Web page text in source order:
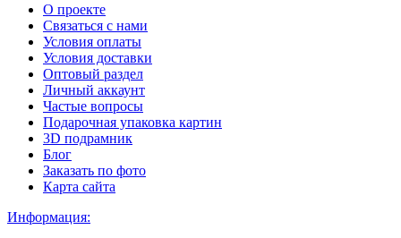
О проекте
Связаться с нами
Условия оплаты
Условия доставки
Оптовый раздел
Личный аккаунт
Частые вопросы
Подарочная упаковка картин
3D подрамник
Блог
Заказать по фото
Карта сайта
Информация: